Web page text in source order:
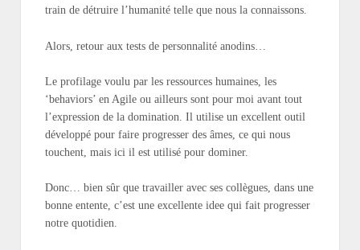
train de détruire l’humanité telle que nous la connaissons.
Alors, retour aux tests de personnalité anodins…
Le profilage voulu par les ressources humaines, les
‘behaviors’ en Agile ou ailleurs sont pour moi avant tout
l’expression de la domination. Il utilise un excellent outil
développé pour faire progresser des âmes, ce qui nous
touchent, mais ici il est utilisé pour dominer.
Donc… bien sûr que travailler avec ses collègues, dans une
bonne entente, c’est une excellente idee qui fait progresser
notre quotidien.